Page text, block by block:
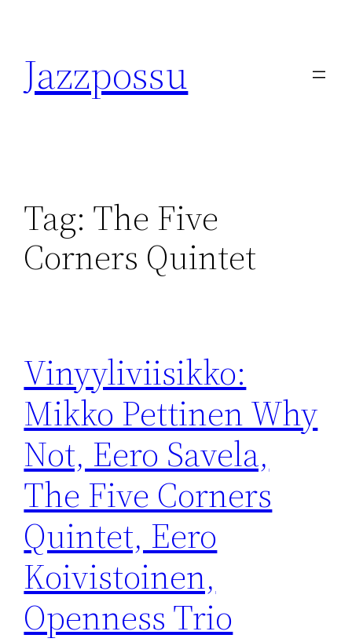
content
Jazzpossu
Tag: The Five
Corners Quintet
Vinyyliviisikko:
Mikko Pettinen Why
Not, Eero Savela,
The Five Corners
Quintet, Eero
Koivistoinen,
Openness Trio